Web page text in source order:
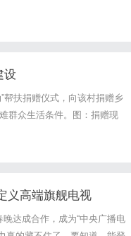
旅游局文绮华局长、澳门招
建了高层...
设
帮扶捐赠仪式，向该村捐赠乡
群众生活条件。图：捐赠现
具体行动，通过强化基层党
、产业振...
义高端旗舰电视
达成合作，成为“中央广播电